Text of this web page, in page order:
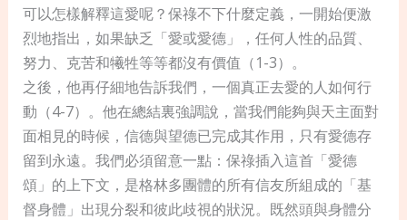
可以怎樣解釋這愛呢？保祿不下什麼定義，一開始便激
烈地指出，如果缺乏「愛或愛德」，任何人性的品質、
努力、克苦和犧牲等等都沒有價值（1-3）。
之後，他再仔細地告訴我們，一個真正去愛的人如何行
動（4-7）。他在總結裏強調說，當我們能夠與天主面對
面相見的時候，信德與望德已完成其作用，只有愛德存
留到永遠。我們必須留意一點：保祿插入這首「愛德
頌」的上下文，是格林多團體的所有信友所組成的「基
督身體」出現分裂和彼此歧視的狀況。既然頭與身體分